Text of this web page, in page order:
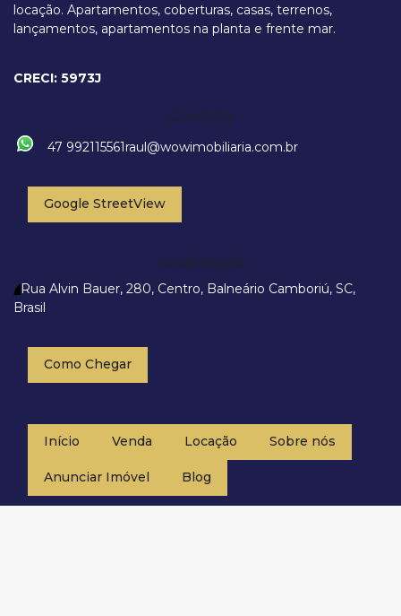
locação. Apartamentos, coberturas, casas, terrenos,
lançamentos, apartamentos na planta e frente mar.
CRECI: 5973J
Contato
47 992115561raul@wowimobiliaria.com.br
Google StreetView
Localização
Rua Alvin Bauer, 280, Centro, Balneário Camboriú, SC,
Brasil
Como Chegar
Início Venda Locação Sobre nós
Anunciar Imóvel Blog